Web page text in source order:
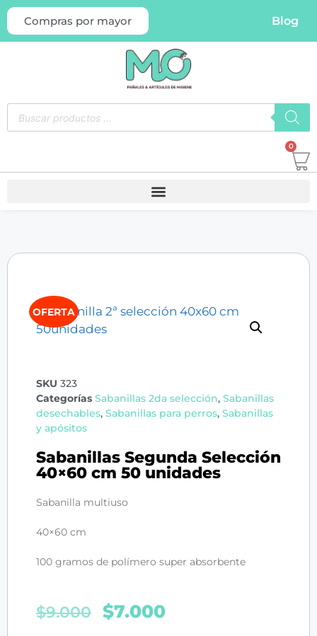
Compras por mayor Blog
0
OFERTA
SKU 323
Categorías Sabanillas 2da selección, Sabanillas
desechables, Sabanillas para perros, Sabanillas
y apósitos
Sabanillas Segunda Selección
40×60 cm 50 unidades
Sabanilla multiuso
40×60 cm
100 gramos de polímero super absorbente
$9.000 $7.000